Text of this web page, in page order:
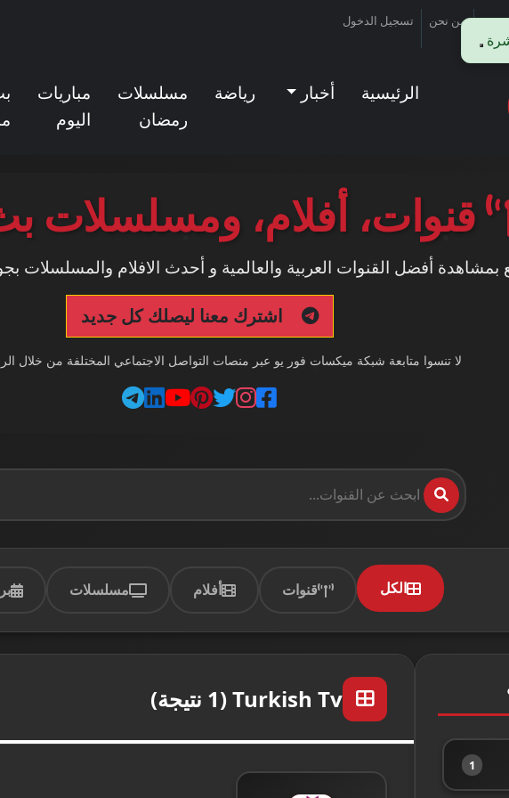
من نحن تسجيل الدخول
الرئيسية أخبار رياضة
مسلسلات
رمضان
مباريات
اليوم
قنوات، أفلام، ومسلسلات
بمشاهدة أفضل القنوات العربية والعالمية و أحدث الافلام والمسلسلات
اشترك معنا ليصلك كل جديد
لا تنسوا متابعة شبكة ميكسات فور يو عبر منصات التواصل الاجتماعي المختلفة من خلال
الكل قنوات أفلام مسلسلات
1
Turkish Tv (1 نتيجة)